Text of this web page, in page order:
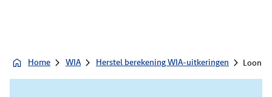
Home WIA Herstel berekening WIA-uitkeringen